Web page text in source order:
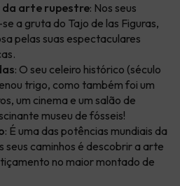
da arte rupestre: Nos seus
a gruta do Tajo de las Figuras,
pelas suas espectaculares
: O seu celeiro histórico (século
trigo, como também foi um
um cinema e um salão de
museu de fósseis!
: É uma das potências mundiais da
seus caminhos é descobrir a arte
no maior montado de